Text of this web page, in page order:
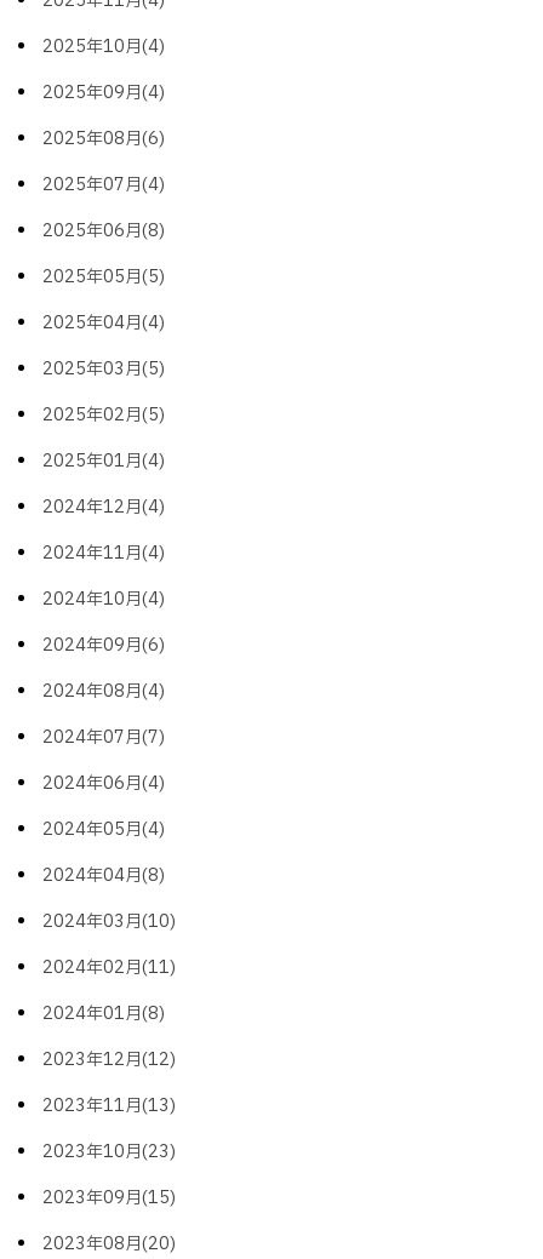
2025年10月(4)
2025年09月(4)
2025年08月(6)
2025年07月(4)
2025年06月(8)
2025年05月(5)
2025年04月(4)
2025年03月(5)
2025年02月(5)
2025年01月(4)
2024年12月(4)
2024年11月(4)
2024年10月(4)
2024年09月(6)
2024年08月(4)
2024年07月(7)
2024年06月(4)
2024年05月(4)
2024年04月(8)
2024年03月(10)
2024年02月(11)
2024年01月(8)
2023年12月(12)
2023年11月(13)
2023年10月(23)
2023年09月(15)
2023年08月(20)